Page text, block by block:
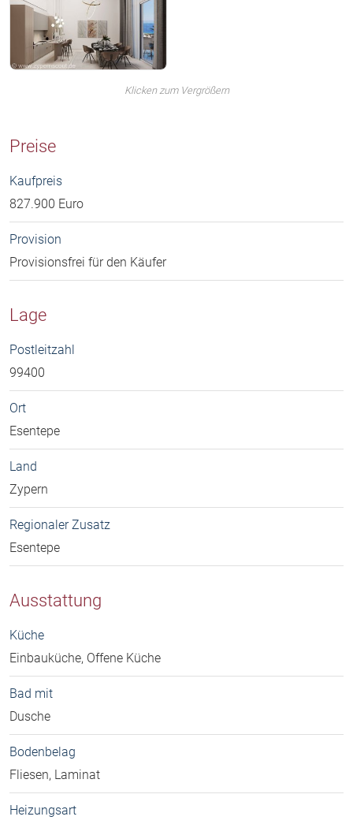
Klicken zum Vergrößern
Preise
Kaufpreis
827.900 Euro
Provision
Provisionsfrei für den Käufer
Lage
Postleitzahl
99400
Ort
Esentepe
Land
Zypern
Regionaler Zusatz
Esentepe
Ausstattung
Küche
Einbauküche, Offene Küche
Bad mit
Dusche
Bodenbelag
Fliesen, Laminat
Heizungsart